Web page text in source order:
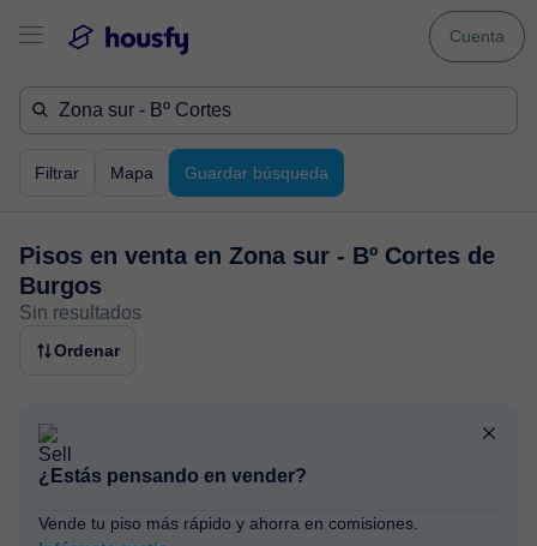
Cuenta
Filtrar Mapa Guardar búsqueda
Pisos en venta en Zona sur - Bº Cortes de
Burgos
Sin resultados
Ordenar
¿Estás pensando en vender?
Vende tu piso más rápido y ahorra en comisiones.